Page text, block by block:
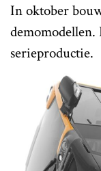
In oktober
serieproductie.